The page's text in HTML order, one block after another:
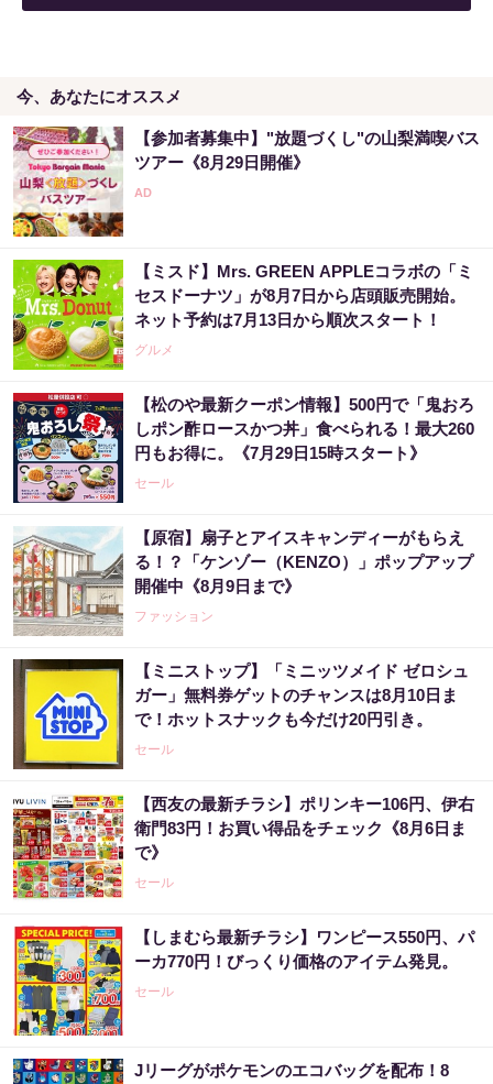
今、あなたにオススメ
【参加者募集中】"放題づくし"の山梨満喫バス
ツアー《8月29日開催》
【ミスド】Mrs. GREEN APPLEコラボの「ミ
セスドーナツ」が8月7日から店頭販売開始。
ネット予約は7月13日から順次スタート！
グルメ
【松のや最新クーポン情報】500円で「鬼おろ
しポン酢ロースかつ丼」食べられる！最大260
円もお得に。《7月29日15時スタート》
セール
【原宿】扇子とアイスキャンディーがもらえ
る！？「ケンゾー（KENZO）」ポップアップ
開催中《8月9日まで》
ファッション
【ミニストップ】「ミニッツメイド ゼロシュ
ガー」無料券ゲットのチャンスは8月10日ま
で！ホットスナックも今だけ20円引き。
セール
【西友の最新チラシ】ポリンキー106円、伊右
衛門83円！お買い得品をチェック《8月6日ま
で》
セール
【しまむら最新チラシ】ワンピース550円、パ
ーカ770円！びっくり価格のアイテム発見。
セール
Jリーグがポケモンのエコバッグを配布！8